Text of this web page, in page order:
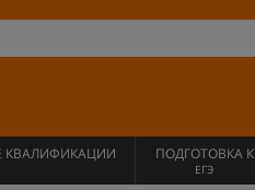
ПОДГОТОВКА К
ЕГЭ